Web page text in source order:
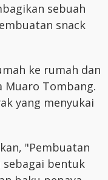
sebuah
snack
ke rumah dan
Muaro Tombang.
yang menyukai
"Pembuatan
sebagai bentuk